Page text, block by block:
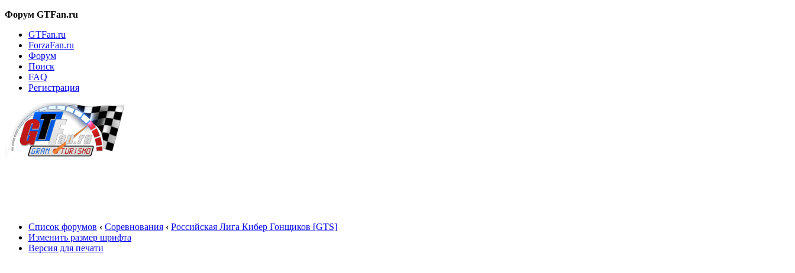
Форум GTFan.ru
GTFan.ru
ForzaFan.ru
Форум
Поиск
FAQ
Регистрация
Список форумов ‹ Соревнования ‹ Российская Лига Кибер Гонщиков [GTS]
Изменить размер шрифта
Версия для печати